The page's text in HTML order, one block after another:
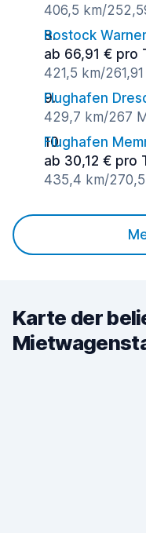
406,5 km/
Rostock
ab 66,91 € pro
421,5 km/
Flughafen
429,7 km/267
Flughafen
ab 30,12 € pro
435,4 km/
Karte der